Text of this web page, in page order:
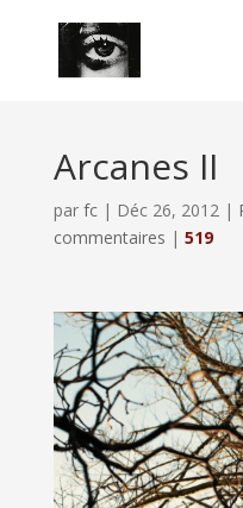
Arcanes II
par fc| Déc 26, 2012|
commentaires | 519